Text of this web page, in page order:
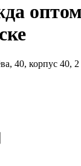
оптом
40, корпус